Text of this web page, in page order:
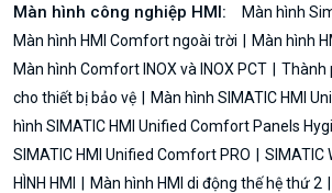
Màn hình công nghiệp HMI:
Màn hình
Màn hình HMI Comfort ngoài trời
Màn hình
Màn hình Comfort INOX và INOX PCT
Thành
cho thiết bị bảo vệ
Màn hình SIMATIC HMI
hình SIMATIC HMI Unified Comfort Panels
SIMATIC HMI Unified Comfort PRO
SIMATIC
HÌNH HMI
Màn hình HMI di động thế hệ thứ 2